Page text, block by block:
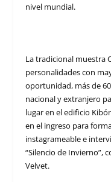
nivel mundial.
La tradicional muestra
personalidades con
oportunidad, más de
nacional y extranjero
lugar en el edificio
en el ingreso para
instagrameable e
“Silencio de Invierno”,
Velvet.